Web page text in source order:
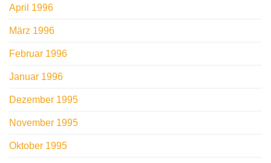
April 1996
März 1996
Februar 1996
Januar 1996
Dezember 1995
November 1995
Oktober 1995